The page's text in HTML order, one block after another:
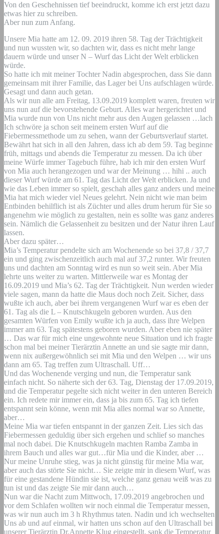
Von den Geschehnissen tief beeindruckt, komme ich erst jetzt dazu
etwas hier zu schreiben.
Aber nun zum Anfang.
Unsere Mia hatte am 12. 09. 2019 ihren 58. Tag der Trächtigkeit
und nun wussten wir, so dachten wir, dass es nicht mehr lange
dauern würde und unser N – Wurf das Licht der Welt erblicken
würde.
So hatte ich mit meiner Tochter Nadin abgesprochen, dass Sie dann
gemeinsam mit ihrer Familie, das Lager bei Uns aufschlagen würde.
Gesagt und dann auch getan.
Als wir nun alle am Freitag, 13.09.2019 komplett waren, freuten wir
uns nun auf die bevorstehende Geburt. Alles war hergerichtet und
Mia wurde nun von Uns nicht mehr aus den Augen gelassen …lach
Ich schwöre ja schon seit meinem ersten Wurf auf die
Fiebermessmethode um zu sehen, wann der Geburtsverlauf startet.
Bewährt hat sich in all den Jahren, dass ich ab dem 59. Tag beginne
früh, mittags und abends die Temperatur zu messen. Da ich über
meine Würfe immer Tagebuch führe, hab ich mir den ersten Wurf
von Mia auch herangezogen und war der Meinung … hihi .. auch
dieser Wurf würde am 61. Tag das Licht der Welt erblicken. Ja und
wie das Leben immer so spielt, geschah alles ganz anders und meine
Mia hat mich wieder viel Neues gelehrt. Nein nicht wie man beim
Entbinden behilflich ist als Züchter und alles drum herum für Sie so
angenehm wie möglich zu gestalten, nein es sollte was ganz anderes
sein. Nämlich die Gelassenheit zu besitzen und der Natur ihren Lauf
lassen.
Aber dazu später…
Mia’s Temperatur pendelte sich am Wochenende so bei 37,8 / 37,7
ein und ging zwischenzeitlich auch mal auf 37,2 runter. Wir freuten
uns und dachten am Sonntag wird es nun so weit sein. Aber Mia
lehrte uns weiter zu warten. Mittlerweile war es Montag der
16.09.2019 und Mia’s 62. Tag der Trächtigkeit. Nun werden wieder
viele sagen, mann da hatte die Maus doch noch Zeit. Sicher, dass
wußte ich auch, aber bei ihrem vergangenen Wurf war es eben der
61. Tag als die L – Knutschkugeln geboren wurden. Aus den
gesamten Würfen von Emily wußte ich ja auch, dass ihre Welpen
immer am 63. Tag spätestens geboren wurden. Aber eben nie später
… Das war für mich eine ungewohnte neue Situation und ich fragte
schon mal bei meiner Tierärztin Annette an und sie sagte mir dann,
wenn nix außergewöhnlich sei mit Mia und den Welpen … wir uns
dann am 65. Tag treffen zum Ultraschall. Uff…
Und das Wochenende verging und nun, die Temperatur sank
einfach nicht. So näherte sich der 63. Tag, Dienstag der 17.09.2019,
und die Temperatur pegelte sich nicht weiter in den unteren Bereich
ein. Ich redete mir immer ein, dass ja bis zum 65. Tag ich tiefen
entspannt sein könne, wenn mit Mia alles normal war so Annette,
aber…
Meine Mia war tiefen entspannt in der ganzen Zeit. Lies sich das
Fiebermessen geduldig über sich ergehen und schlief so manches
mal noch dabei. Die Knutschkugeln machten Ramba Zamba in
ihrem Bauch und alles war gut…für Mia und die Kinder, aber …
Nur meine Unruhe stieg, was ja nicht günstig für meine Mia war,
aber auch das störte Sie nicht… Sie zeigte mir in diesem Wurf, was
für eine gestandene Hündin sie ist, welche ganz genau weiß was zu
tun ist und das zeigte Sie mir dann auch…
Nun war die Nacht zum Mittwoch, 17.09.2019 angebrochen und
vor dem Schlafen wollten wir noch einmal die Temperatur messen,
was wir nun auch im 3 h Rhythmus taten. Nadin und ich wechselten
Uns ab und auf einmal, wir hatten uns schon auf den Ultraschall bei
unserer Tierärztin Dr.Annette Klug eingestellt, sank die Temperatur